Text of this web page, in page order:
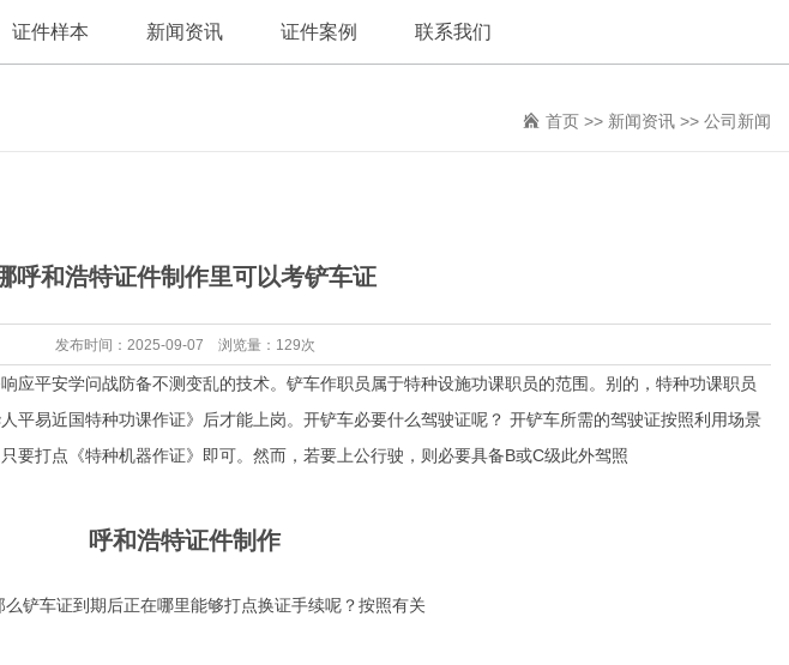
证件样本 新闻资讯 证件案例 联系我们
首页 >> 新闻资讯 >> 公司新闻
呼和浩特证件制作里可以考铲车证
发布时间：2025-09-07 浏览量：129次
平安学问战防备不测变乱的技术。铲车作职员属于特种设施功课职员的范围。别的，特种功课职员
平易近国特种功课作证》后才能上岗。开铲车必要什么驾驶证呢？ 开铲车所需的驾驶证按照利用场景
要打点《特种机器作证》即可。然而，若要上公行驶，则必要具备B或C级此外驾照
呼和浩特证件制作
铲车证到期后正在哪里能够打点换证手续呢？按照有关